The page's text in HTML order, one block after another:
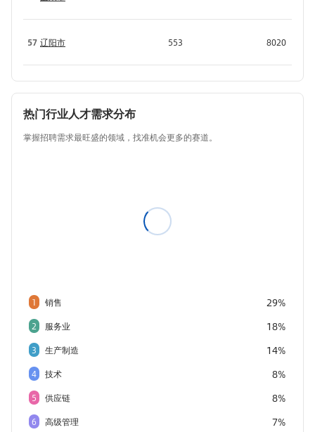
57 辽阳市 553 8020
热门行业人才需求分布
掌握招聘需求最旺盛的领域，找准机会更多的赛道。
1 销售 29%
2 服务业 18%
3 生产制造 14%
4 技术 8%
5 供应链 8%
6 高级管理 7%